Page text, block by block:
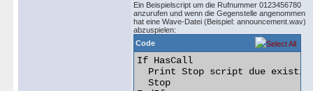
Ein Beispielscript um die Rufnummer 0123456780
anzurufen und wenn die Gegenstelle angenommen
hat eine Wave-Datei (Beispiel: announcement.wav)
abzuspielen:
Code
If HasCall
Print Stop script due
  Stop